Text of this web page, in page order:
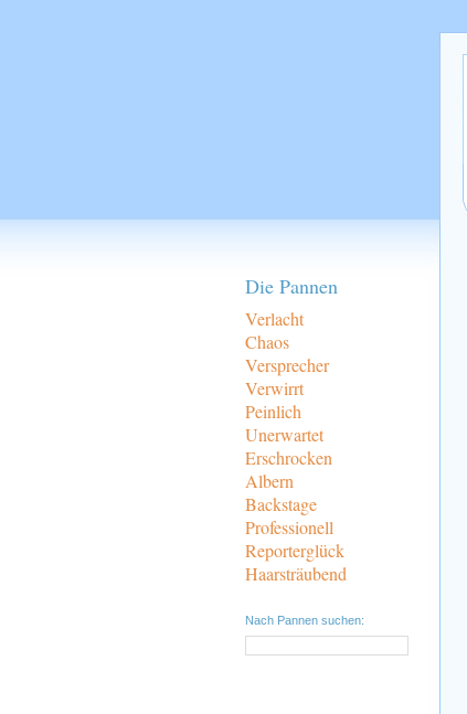
Die Pannen
Verlacht
Chaos
Versprecher
Verwirrt
Peinlich
Unerwartet
Erschrocken
Albern
Backstage
Professionell
Reporterglück
Haarsträubend
Nach Pannen suchen: